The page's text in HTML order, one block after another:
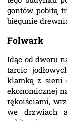
gontów pobitą
biegunie
Folwark
Idąc od dworu
tarcic
klamką z sieni
ekonomicznej
rękoiściami,
we drzwiach